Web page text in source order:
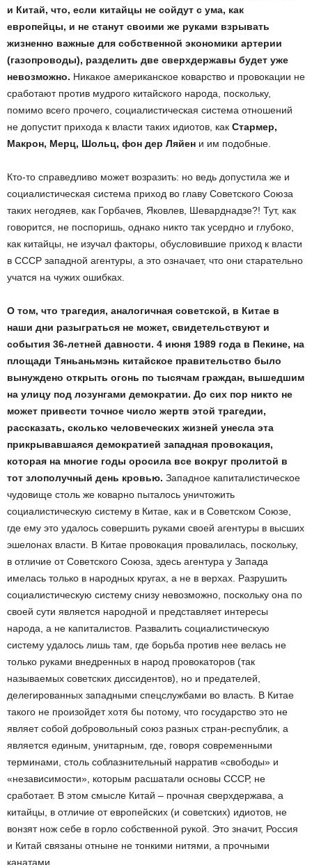
и Китай, что, если китайцы не сойдут с ума, как
европейцы, и не станут своими же руками взрывать
жизненно важные для собственной экономики артерии
(газопроводы), разделить две сверхдержавы будет уже
невозможно. Никакое американское коварство и провокации не
сработают против мудрого китайского народа, поскольку,
помимо всего прочего, социалистическая система отношений
не допустит прихода к власти таких идиотов, как Стармер,
Макрон, Мерц, Шольц, фон дер Ляйен и им подобные.
Кто-то справедливо может возразить: но ведь допустила же и
социалистическая система приход во главу Советского Союза
таких негодяев, как Горбачев, Яковлев, Шеварднадзе?! Тут, как
говорится, не поспоришь, однако никто так усердно и глубоко,
как китайцы, не изучал факторы, обусловившие приход к власти
в СССР западной агентуры, а это означает, что они старательно
учатся на чужих ошибках.
О том, что трагедия, аналогичная советской, в Китае в
наши дни разыграться не может, свидетельствуют и
события 36-летней давности. 4 июня 1989 года в Пекине, на
площади Тяньаньмэнь китайское правительство было
вынуждено открыть огонь по тысячам граждан, вышедшим
на улицу под лозунгами демократии. До сих пор никто не
может привести точное число жертв этой трагедии,
рассказать, сколько человеческих жизней унесла эта
прикрывавшаяся демократией западная провокация,
которая на многие годы оросила все вокруг пролитой в
тот злополучный день кровью. Западное капиталистическое
чудовище столь же коварно пыталось уничтожить
социалистическую систему в Китае, как и в Советском Союзе,
где ему это удалось совершить руками своей агентуры в высших
эшелонах власти. В Китае провокация провалилась, поскольку,
в отличие от Советского Союза, здесь агентура у Запада
имелась только в народных кругах, а не в верхах. Разрушить
социалистическую систему снизу невозможно, поскольку она по
своей сути является народной и представляет интересы
народа, а не капиталистов. Развалить социалистическую
систему удалось лишь там, где борьба против нее велась не
только руками внедренных в народ провокаторов (так
называемых советских диссидентов), но и предателей,
делегированных западными спецслужбами во власть. В Китае
такого не произойдет хотя бы потому, что государство это не
являет собой добровольный союз разных стран-республик, а
является единым, унитарным, где, говоря современными
терминами, столь соблазнительный нарратив «свободы» и
«независимости», которым расшатали основы СССР, не
сработает. В этом смысле Китай – прочная сверхдержава, а
китайцы, в отличие от европейских (и советских) идиотов, не
вонзят нож себе в горло собственной рукой. Это значит, Россия
и Китай связаны отныне не тонкими нитями, а прочными
канатами.